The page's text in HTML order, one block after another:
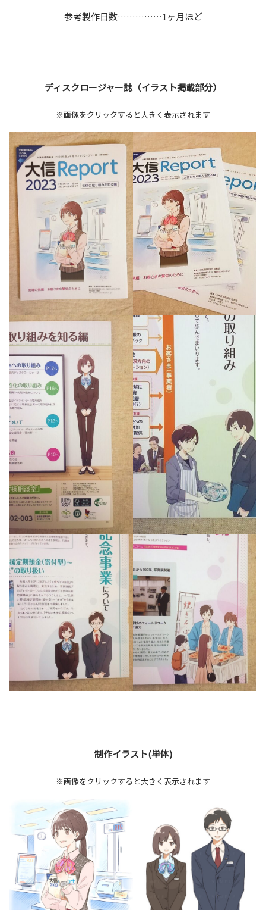
参考製作日数……………1ヶ月ほど
ディスクロージャー誌（イラスト掲載部分）
※画像をクリックすると大きく表示されます
制作イラスト(単体)
※画像をクリックすると大きく表示されます